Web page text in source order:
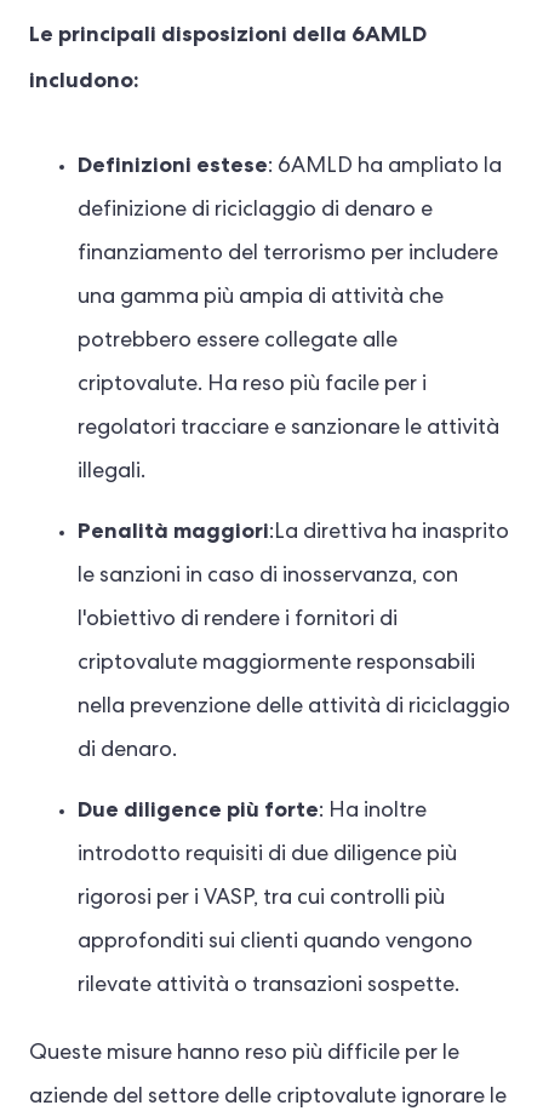
Le principali disposizioni della 6AMLD
includono:
Definizioni estese: 6AMLD ha ampliato la
definizione di riciclaggio di denaro e
finanziamento del terrorismo per includere
una gamma più ampia di attività che
potrebbero essere collegate alle
criptovalute. Ha reso più facile per i
regolatori tracciare e sanzionare le attività
illegali.
Penalità maggiori:La direttiva ha inasprito
le sanzioni in caso di inosservanza, con
l'obiettivo di rendere i fornitori di
criptovalute maggiormente responsabili
nella prevenzione delle attività di riciclaggio
di denaro.
Due diligence più forte: Ha inoltre
introdotto requisiti di due diligence più
rigorosi per i VASP, tra cui controlli più
approfonditi sui clienti quando vengono
rilevate attività o transazioni sospette.
Queste misure hanno reso più difficile per le
aziende del settore delle criptovalute ignorare le